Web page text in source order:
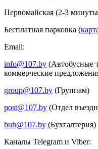
Первомайская (2-3
Бесплатная парковка (
Email:
info@107.by (Автобусные
коммерческие
group@107.by (Группам)
post@107.by (Отдел
buh@107.by (Бухгалтерия)
Каналы Telegram и Viber: